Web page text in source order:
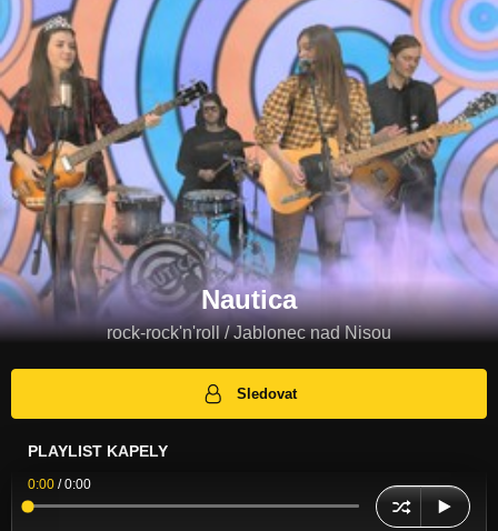
Nautica
rock-rock'n'roll / Jablonec nad Nisou
Sledovat
PLAYLIST KAPELY
0:00 /0:00